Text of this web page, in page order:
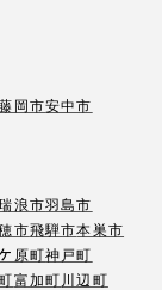
岡市安中市
浪市羽島市
市飛騨市本巣市
原町神戸町
富加町川辺町